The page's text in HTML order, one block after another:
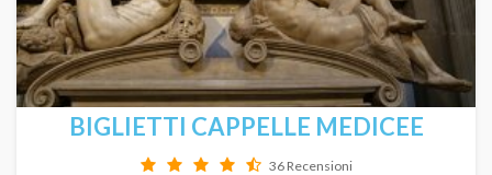
BIGLIETTI CAPPELLE MEDICEE
36 Recensioni